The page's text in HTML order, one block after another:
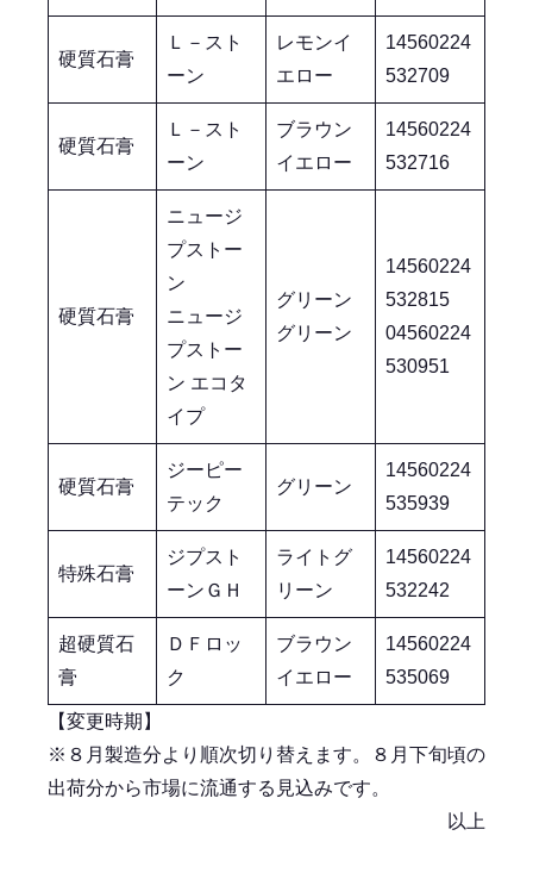
硬質石膏
Ｌ－スト
ーン
レモンイ
エロー
14560224
532709
硬質石膏
Ｌ－スト
ーン
ブラウン
イエロー
14560224
532716
硬質石膏
ニュージ
プストー
ン
ニュージ
プストー
ン エコタ
イプ
グリーン
グリーン
14560224
532815
04560224
530951
硬質石膏
ジーピー
テック
グリーン
14560224
535939
特殊石膏
ジプスト
ーンＧＨ
ライトグ
リーン
14560224
532242
超硬質石
膏
ＤＦロッ
ク
ブラウン
イエロー
14560224
535069
【変更時期】
※８月製造分より順次切り替えます。８月下旬頃の
出荷分から市場に流通する見込みです。
以上